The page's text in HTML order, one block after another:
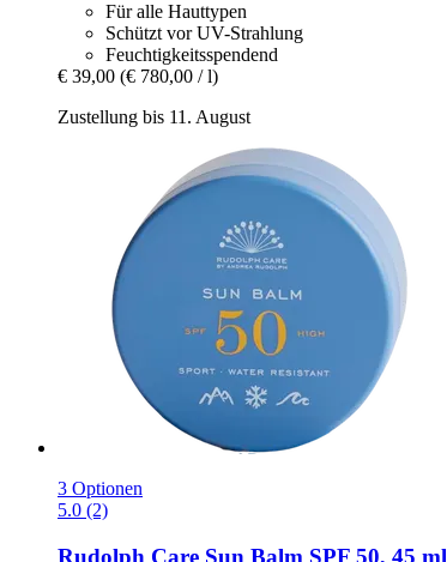
Für alle Hauttypen
Schützt vor UV-Strahlung
Feuchtigkeitsspendend
€ 39,00 (€ 780,00 / l)
Zustellung bis 11. August
3 Optionen
5.0 (2)
Rudolph Care Sun Balm SPF 50, 45 ml